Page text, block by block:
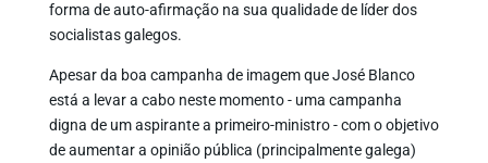
forma de auto-afirmação na sua qualidade de líder dos
socialistas galegos.
Apesar da boa campanha de imagem que José Blanco
está a levar a cabo neste momento - uma campanha
digna de um aspirante a primeiro-ministro - com o objetivo
de aumentar a opinião pública (principalmente galega)